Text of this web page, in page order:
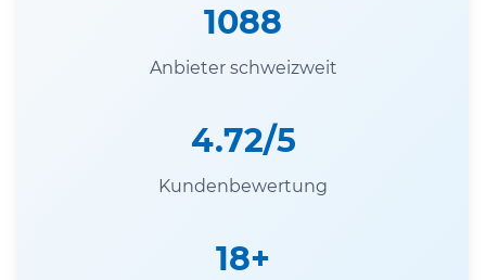
1088
Anbieter schweizweit
4.72/5
Kundenbewertung
18+